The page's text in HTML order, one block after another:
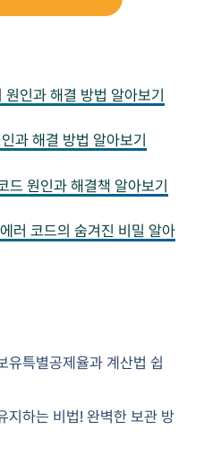
인과 해결 방법 알아보기
과 해결 방법 알아보기
원인과 해결책 알아보기
러 코드의 숨겨진 비밀 알아
유특별공제율과 계산법 쉽
지하는 비법! 완벽한 보관 방